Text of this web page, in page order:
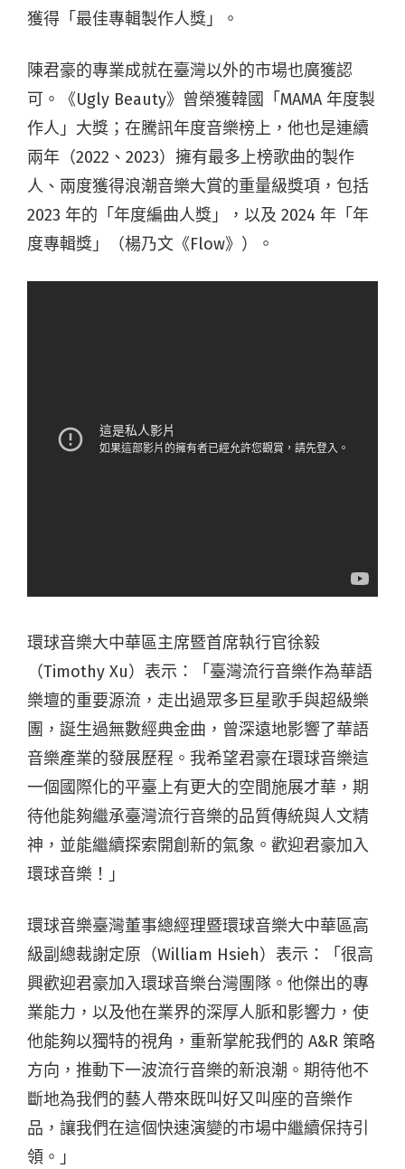
獲得「最佳專輯製作人獎」。
陳君豪的專業成就在臺灣以外的市場也廣獲認
可。《Ugly Beauty》曾榮獲韓國「MAMA 年度製
作人」大獎；在騰訊年度音樂榜上，他也是連續
兩年（2022、2023）擁有最多上榜歌曲的製作
人、兩度獲得浪潮音樂大賞的重量級獎項，包括
2023 年的「年度編曲人獎」，以及 2024 年「年
度專輯獎」（楊乃文《Flow》）。
環球音樂大中華區主席暨首席執行官徐毅
（Timothy Xu）表示：「臺灣流行音樂作為華語
樂壇的重要源流，走出過眾多巨星歌手與超級樂
團，誕生過無數經典金曲，曾深遠地影響了華語
音樂產業的發展歷程。我希望君豪在環球音樂這
一個國際化的平臺上有更大的空間施展才華，期
待他能夠繼承臺灣流行音樂的品質傳統與人文精
神，並能繼續探索開創新的氣象。歡迎君豪加入
環球音樂！」
環球音樂臺灣董事總經理暨環球音樂大中華區高
級副總裁謝定原（William Hsieh）表示：「很高
興歡迎君豪加入環球音樂台灣團隊。他傑出的專
業能力，以及他在業界的深厚人脈和影響力，使
他能夠以獨特的視角，重新掌舵我們的 A&R 策略
方向，推動下一波流行音樂的新浪潮。期待他不
斷地為我們的藝人帶來既叫好又叫座的音樂作
品，讓我們在這個快速演變的市場中繼續保持引
領。」